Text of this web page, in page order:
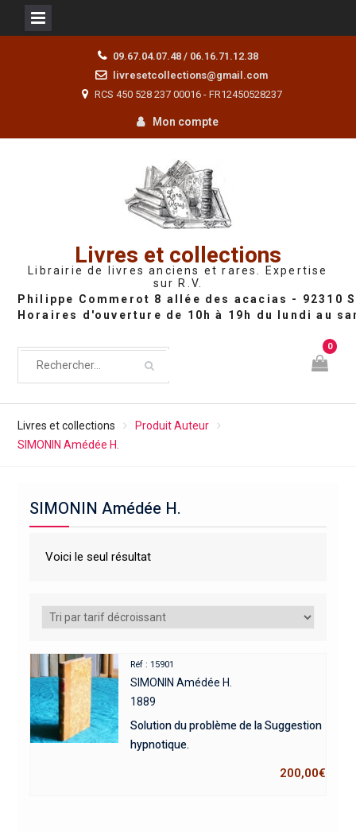
09.67.04.07.48 / 06.16.71.12.38
livresetcollections@gmail.com
RCS 450 528 237 00016 - FR12450528237
Mon compte
Livres et collections
Librairie de livres anciens et rares. Expertise
sur R.V.
0
Livres et collections
Produit Auteur
SIMONIN Amédée H.
SIMONIN Amédée H.
Voici le seul résultat
Réf : 15901
SIMONIN Amédée H.
1889
Solution du problème de la Suggestion
hypnotique.
200,00€